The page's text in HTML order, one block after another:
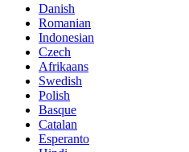
Danish
Romanian
Indonesian
Czech
Afrikaans
Swedish
Polish
Basque
Catalan
Esperanto